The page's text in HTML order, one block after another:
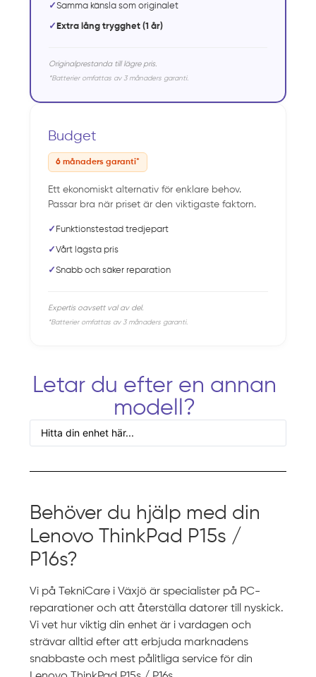
✓Samma känsla som originalet
✓ Extra lång trygghet (1 år)
Originalprestanda till lägre pris.
*Batterier omfattas av 3 månaders garanti.
Budget
6 månaders garanti*
Ett ekonomiskt alternativ för enklare behov.
Passar bra när priset är den viktigaste faktorn.
✓ Funktionstestad tredjepart
✓Vårt lägsta pris
✓Snabb och säker reparation
Expertis oavsett val av del.
*Batterier omfattas av 3 månaders garanti.
Letar du efter en annan
modell?
Behöver du hjälp med din
Lenovo ThinkPad P15s /
P16s?
Vi på TekniCare i Växjö är specialister på PC-
reparationer och att återställa datorer till nyskick.
Vi vet hur viktig din enhet är i vardagen och
strävar alltid efter att erbjuda marknadens
snabbaste och mest pålitliga service för din